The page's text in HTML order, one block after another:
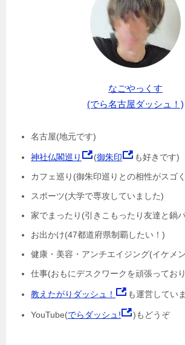
なごやっくす
(でら名古屋ダッシュ！)
名古屋(地元です)
神社仏閣巡り (御朱印
も好きです)
カフェ巡り(御朱印巡りとの相性がスゴ
スポーツ(大学で専攻していました)
家でまったり(引きこもったり友達と鍋
お出かけ(47都道府県制覇したい！)
健康・美容・アンチエイジング(イケメ
仕事(おもにデスクワークを頑張ってお
教えたがりダッシュ！ も運営してい
YouTube(でらダッシュ! )もどうぞ